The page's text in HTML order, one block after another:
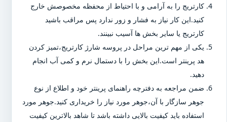
کارتریج را به آرامی و با احتیاط از محفظه مخصوصش خارج
کنید.این کار نیاز به فشار و زور ندارد پس مراقب باشید
کارتریج یا سایر بخش ها آسیب نبینند.
یکی از مهم ترین مراحل در پروسه شارژ کارتریج،تمیز کردن
هد پرینتر است.این بخش را با دستمال نرم و کمی آب انجام
دهید.
ضمن مراجعه به دفترچه راهنمای پرینتر خود و اطلاع از نوع
جوهر سازگار با آن،جوهر مورد نیاز را خریداری کنید.جوهر مورد
استفاده باید کیفیت بالایی داشته باشد تا شاهد بالاترین کیفیت